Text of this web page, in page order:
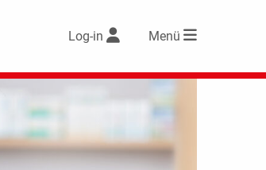
Log-in Menü